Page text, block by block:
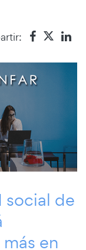
social de
en